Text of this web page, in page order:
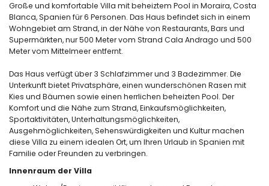
Große und komfortable Villa mit beheiztem Pool in Moraira, Costa
Blanca, Spanien für 6 Personen. Das Haus befindet sich in einem
Wohngebiet am Strand, in der Nähe von Restaurants, Bars und
Supermärkten, nur 500 Meter vom Strand Cala Andrago und 500
Meter vom Mittelmeer entfernt.
Das Haus verfügt über 3 Schlafzimmer und 3 Badezimmer. Die
Unterkunft bietet Privatsphäre, einen wunderschönen Rasen mit
Kies und Bäumen sowie einen herrlichen beheizten Pool. Der
Komfort und die Nähe zum Strand, Einkaufsmöglichkeiten,
Sportaktivitäten, Unterhaltungsmöglichkeiten,
Ausgehmöglichkeiten, Sehenswürdigkeiten und Kultur machen
diese Villa zu einem idealen Ort, um Ihren Urlaub in Spanien mit
Familie oder Freunden zu verbringen.
Innenraum der Villa